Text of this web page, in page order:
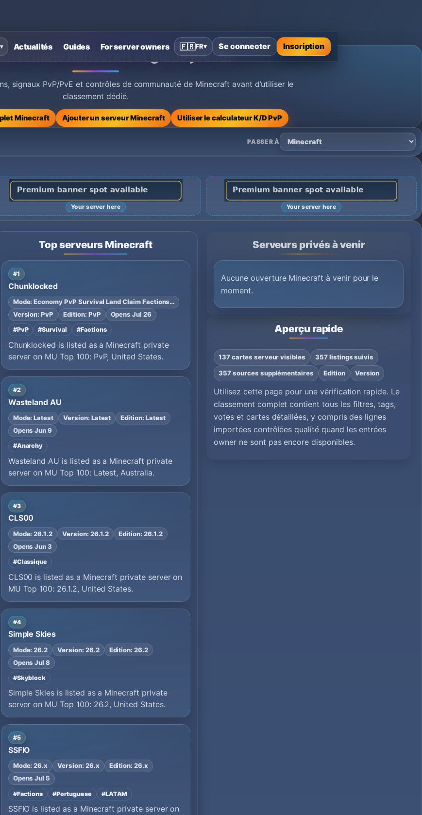
▾ Actualités Guides For server owners 🇫🇷FR▾ Se connecter Inscription
Minecraft et guide joueur
signaux PvP/PvE et contrôles de communauté de Minecraft avant d’utiliser le
classement dédié.
Minecraft Ajouter un serveur Minecraft Utiliser le calculateur K/D PvP
PASSER À
Your server here Your server here
Top serveurs Minecraft
#1
Chunklocked
Mode: Economy PvP Survival Land Claim Factions…
Version: PvP
Edition: PvP Opens Jul 26
#PvP #Survival #Factions
Chunklocked is listed as a Minecraft private
server on MU Top 100: PvP, United States.
#2
Wasteland AU
Mode: Latest Version: Latest
Edition: Latest
Opens Jun 9
#Anarchy
Wasteland AU is listed as a Minecraft private
server on MU Top 100: Latest, Australia.
#3
CLS00
Mode: 26.1.2 Version: 26.1.2
Edition: 26.1.2
Opens Jun 3
#Classique
CLS00 is listed as a Minecraft private server on
MU Top 100: 26.1.2, United States.
#4
Simple Skies
Mode: 26.2 Version: 26.2
Edition: 26.2
Opens Jul 8
#Skyblock
Simple Skies is listed as a Minecraft private
server on MU Top 100: 26.2, United States.
#5
SSFIO
Mode: 26.x Version: 26.x
Edition: 26.x
Opens Jul 5
#Factions #Portuguese #LATAM
SSFIO is listed as a Minecraft private server on
Serveurs privés à venir
Aucune ouverture Minecraft à venir pour le
moment.
Aperçu rapide
137 cartes serveur visibles 357 listings suivis
357 sources supplémentaires Edition Version
Utilisez cette page pour une vérification rapide. Le
classement complet contient tous les filtres, tags,
votes et cartes détaillées, y compris des lignes
importées contrôlées qualité quand les entrées
owner ne sont pas encore disponibles.